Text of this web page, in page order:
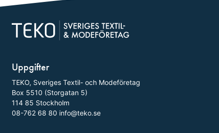
Uppgifter
TEKO, Sveriges Textil- och Modeföretag
Box 5510 (Storgatan 5)
114 85 Stockholm
08-762 68 80 info@teko.se